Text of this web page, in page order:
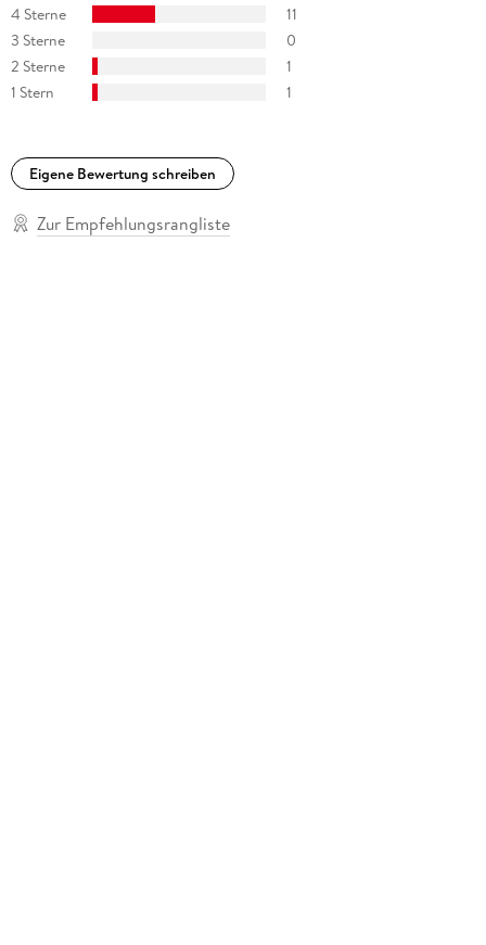
4 Sterne
11
3 Sterne
0
2 Sterne
1
1 Stern
1
Eigene Bewertung schreiben
Zur Empfehlungsrangliste